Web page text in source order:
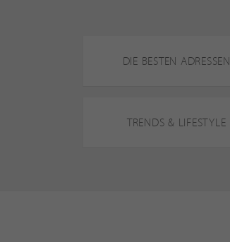
DIE BESTEN ADRESSEN
TRENDS & LIFESTYLE